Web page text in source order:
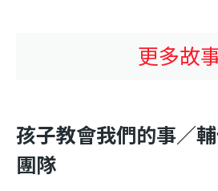
金
會
更多故
孩子教會我們的事／
團隊